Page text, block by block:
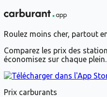
Roulez moins cher, partout
Comparez les prix des
économisez sur chaque plein.
Prix carburants